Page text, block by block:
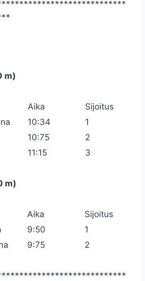
m)
Aika
Sijoitus
10:34
1
10:75
2
11:15 3
m)
Aika
Sijoitus
9:50
1
9:75 2